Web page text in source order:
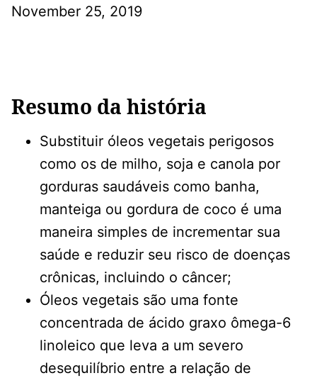
November 25, 2019
Resumo da história
Substituir óleos vegetais perigosos
como os de milho, soja e canola por
gorduras saudáveis como banha,
manteiga ou gordura de coco é uma
maneira simples de incrementar sua
saúde e reduzir seu risco de doenças
crônicas, incluindo o câncer;
Óleos vegetais são uma fonte
concentrada de ácido graxo ômega-6
linoleico que leva a um severo
desequilíbrio entre a relação de